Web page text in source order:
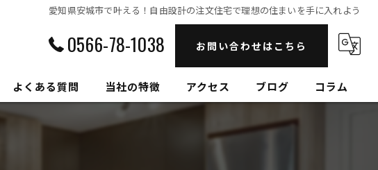
愛知県安城市で叶える！自由設計の注文住宅で理想の住まいを手に入れよう
0566-78-1038 お問い合わせはこちら
よくある質問 当社の特徴 アクセス ブログ コラム